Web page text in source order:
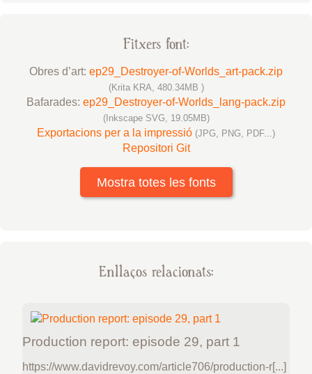
Fitxers font:
Obres d’art: ep29_Destroyer-of-Worlds_art-pack.zip
(Krita KRA, 480.34MB )
Bafarades: ep29_Destroyer-of-Worlds_lang-pack.zip
(Inkscape SVG, 19.05MB)
Exportacions per a la impressió (JPG, PNG, PDF...)
Repositori Git
Mostra totes les fonts
Enllaços relacionats:
Production report: episode 29, part 1
https://www.davidrevoy.com/article706/production-r[...]